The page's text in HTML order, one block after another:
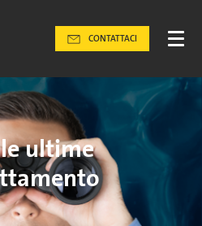
CONTATTACI
ultime